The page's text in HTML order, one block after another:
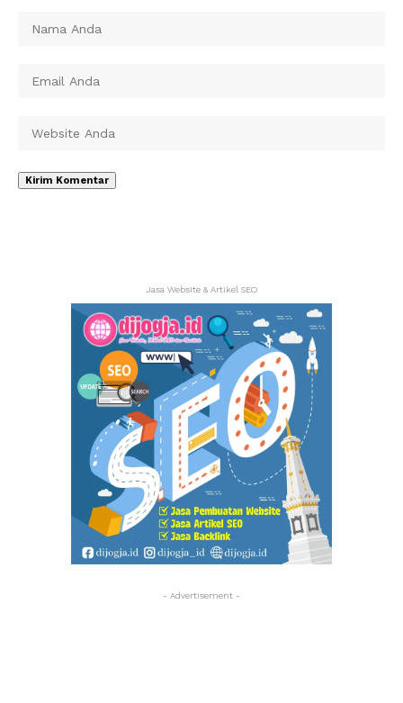
Jasa Website & Artikel SEO
- Advertisement -